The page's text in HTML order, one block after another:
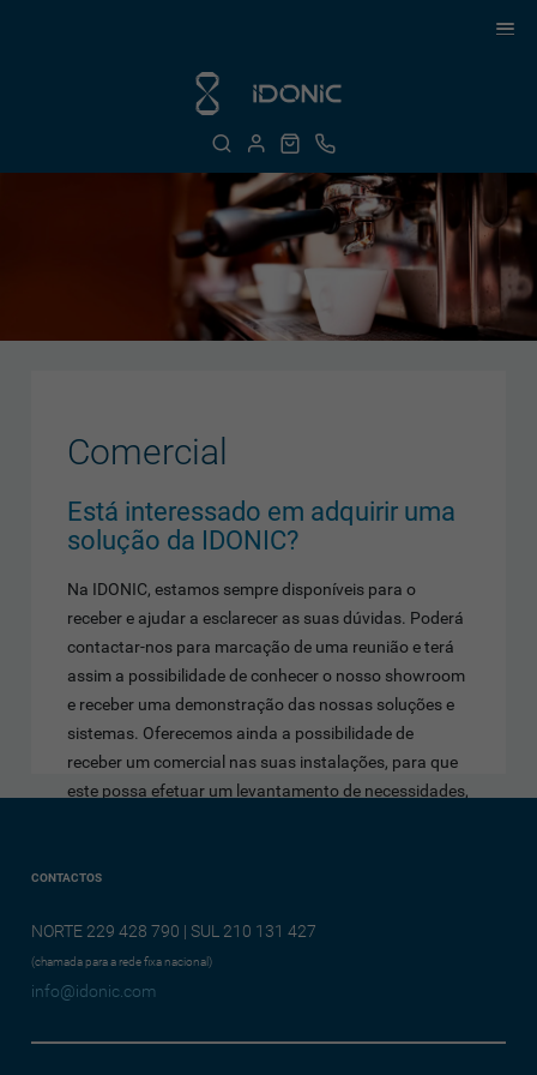
Comercial
Está interessado em adquirir uma
solução da IDONIC?
Na IDONIC, estamos sempre disponíveis para o
receber e ajudar a esclarecer as suas dúvidas. Poderá
contactar-nos para marcação de uma reunião e terá
assim a possibilidade de conhecer o nosso showroom
e receber uma demonstração das nossas soluções e
sistemas. Oferecemos ainda a possibilidade de
receber um comercial nas suas instalações, para que
este possa efetuar um levantamento de necessidades,
segurança e de bem-estar a todas as pessoas que
interessado em conhecer melhor as nossas soluções,
não hesite em contactar-nos ou pedir um orçamento
sem compromisso, para
Poderá optar por ligar-nos para o nosso Número
CONTACTOS
NORTE 229 428 790 | SUL 210 131 427
(chamada para a rede fixa nacional)
info@idonic.com